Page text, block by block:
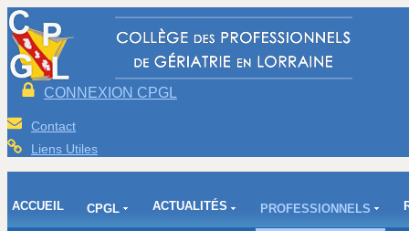
CONNEXION CPGL
Contact
Liens Utiles
ACCUEIL CPGL ACTUALITÉS PROFESSIONNELS